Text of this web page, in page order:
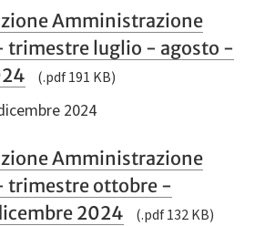
Amministrazione
trimestre luglio - agosto -
(.pdf 191 KB)
2024
Amministrazione
trimestre ottobre -
2024
(.pdf 132 KB)